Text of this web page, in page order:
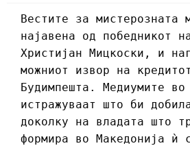
Вестите за мистерозната
најавена од победникот
Христијан Мицкоски, и
можниот извор на
Будимпешта. Медиумите во
истражуваат што би
доколку на владата што
формира во Македонија ѝ